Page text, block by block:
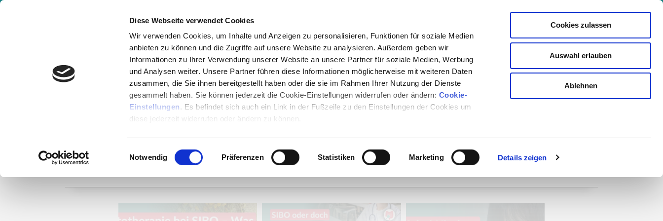
Diese Webseite verwendet Cookies
Wir verwenden Cookies, um Inhalte und Anzeigen zu personalisieren, Funktionen für soziale Medien
anbieten zu können und die Zugriffe auf unsere Website zu analysieren. Außerdem geben wir
Informationen zu Ihrer Verwendung unserer Website an unsere Partner für soziale Medien, Werbung
und Analysen weiter. Unsere Partner führen diese Informationen möglicherweise mit weiteren Daten
zusammen, die Sie ihnen bereitgestellt haben oder die sie im Rahmen Ihrer Nutzung der Dienste
gesammelt haben. Sie können jederzeit die Cookie-Einstellungen widerrufen oder ändern: Cookie-
Einstellungen. Es befindet sich auch ein Link in der Fußzeile zu den Einstellungen der Cookies um
diese jederzeit widerrufen oder ändern zu können.
Einwilligungsauswahl
Notwendig Präferenzen Statistiken Marketing Details zeigen
Cookies zulassen
Auswahl erlauben
Ablehnen
Events Akademie Magazin Login
Aktuelle Events Akademie Mediathek E-Books Magazin Partner: +viktilabs
Mehr
Mediathek